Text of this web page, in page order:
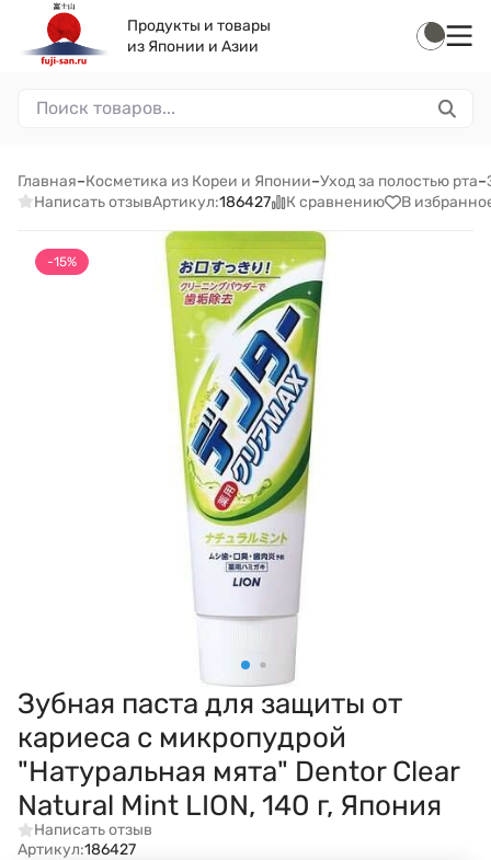
Продукты и товары
из Японии и Азии
Главная–Косметика из Кореи и Японии–Уход за полостью рта–
Написать отзывАртикул:186427 К сравнению В
-15%
Зубная паста для защиты от
кариеса с микропудрой
"Натуральная мята" Dentor Clear
Natural Mint LION, 140 г, Япония
Написать отзыв
Артикул:186427